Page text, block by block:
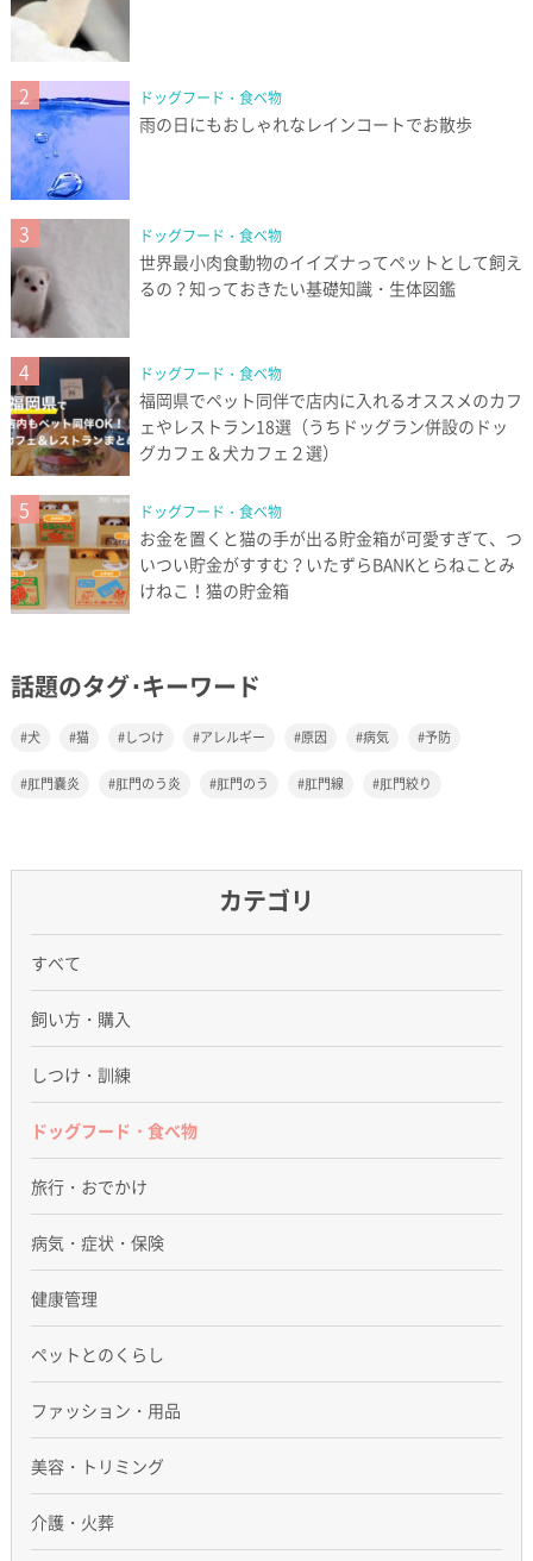
2 ドッグフード・食べ物
雨の日にもおしゃれなレインコートでお散歩
3 ドッグフード・食べ物
世界最小肉食動物のイイズナってペットとして飼え
るの？知っておきたい基礎知識・生体図鑑
4 ドッグフード・食べ物
福岡県でペット同伴で店内に入れるオススメのカフ
ェやレストラン18選（うちドッグラン併設のドッ
グカフェ＆犬カフェ２選）
5 ドッグフード・食べ物
お金を置くと猫の手が出る貯金箱が可愛すぎて、つ
いつい貯金がすすむ？いたずらBANKとらねことみ
けねこ！猫の貯金箱
話題のタグ･キーワード
犬 猫 しつけ アレルギー 原因 病気 予防
肛門嚢炎 肛門のう炎 肛門のう 肛門線 肛門絞り
カテゴリ
すべて
飼い方・購入
しつけ・訓練
ドッグフード・食べ物
旅行・おでかけ
病気・症状・保険
健康管理
ペットとのくらし
ファッション・用品
美容・トリミング
介護・火葬